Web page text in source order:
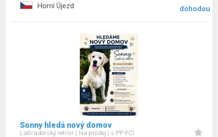
Horní Újezd dohodou
Sonny hledá nový domov
Labradorský retrívr Na prodej s PP FCI